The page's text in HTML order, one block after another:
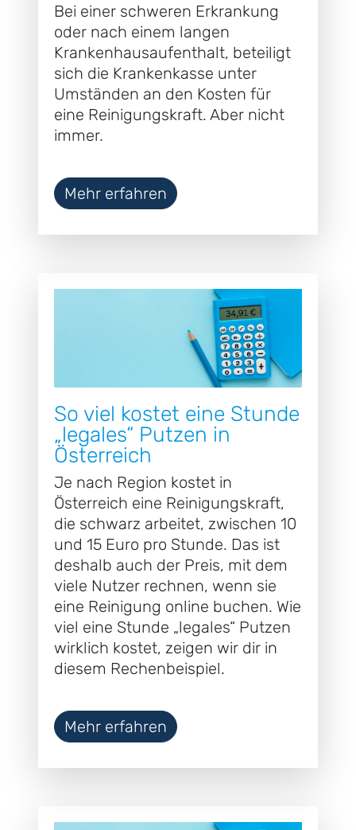
Bei einer schweren Erkrankung
oder nach einem langen
Krankenhausaufenthalt, beteiligt
sich die Krankenkasse unter
Umständen an den Kosten für
eine Reinigungskraft. Aber nicht
immer.
Mehr erfahren
So viel kostet eine Stunde
„legales“ Putzen in
Österreich
Je nach Region kostet in
Österreich eine Reinigungskraft,
die schwarz arbeitet, zwischen 10
und 15 Euro pro Stunde. Das ist
deshalb auch der Preis, mit dem
viele Nutzer rechnen, wenn sie
eine Reinigung online buchen. Wie
viel eine Stunde „legales“ Putzen
wirklich kostet, zeigen wir dir in
diesem Rechenbeispiel.
Mehr erfahren